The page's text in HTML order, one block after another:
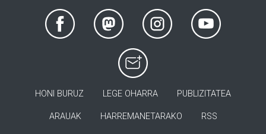
HONI BURUZ LEGE OHARRA PUBLIZITATEA
ARAUAK HARREMANETARAKO RSS